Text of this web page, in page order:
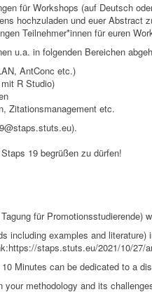
für Workshops (auf Deutsch
hochzuladen und euer
Teilnehmer*innen für euren
u.a. in folgenden Bereichen
AntConc etc.)
R Studio)
Zitationsmanagement etc.
19 begrüßen zu dürfen!
für
including examples and
staps.stuts.eu/2021/10/27/
Minutes can be dedicated to a
methodology and its